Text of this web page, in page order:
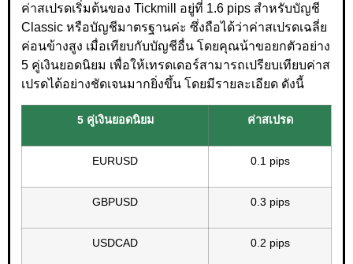
ค่าสเปรดเริ่มต้นของ Tickmill อยู่ที่ 1.6 pips สำหรับบัญชี
Classic หรือบัญชีมาตรฐานค่ะ ซึ่งถือได้ว่าค่าสเปรดเฉลี่ย
ค่อนข้างสูง เมื่อเทียบกับบัญชีอื่น โดยคุณน้าขอยกตัวอย่าง
5 คู่เงินยอดนิยม เพื่อให้เทรดเดอร์สามารถเปรียบเทียบค่าส
เปรดได้อย่างชัดเจนมากยิ่งขึ้น โดยมีรายละเอียด ดังนี้
5 คู่เงินยอดนิยม ค่าสเปรด
EURUSD 0.1 pips
GBPUSD 0.3 pips
USDCAD 0.2 pips